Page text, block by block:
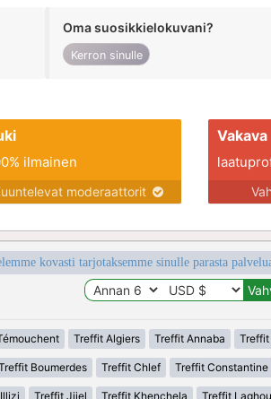
Oma suosikkielokuvani?
Kerron sinulle
ilmainen
moderaattorit
Vakava
kovasti tarjotaksemme sinulle parasta
Treffit Algiers Treffit Annaba Treffit
Boumerdes Treffit Chlef Treffit Constantine
Treffit Jijel Treffit Khenchela Treffit